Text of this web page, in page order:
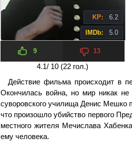
KP: 6.2
IMDb: 5.0
9 13
4.1/ 10 (22гол.)
Действие фильма происходит в
Окончилась война, но мир никак не
суворовского училища Денис Мешко
что произошло убийство первого
местного жителя Мечислава
ему человека.